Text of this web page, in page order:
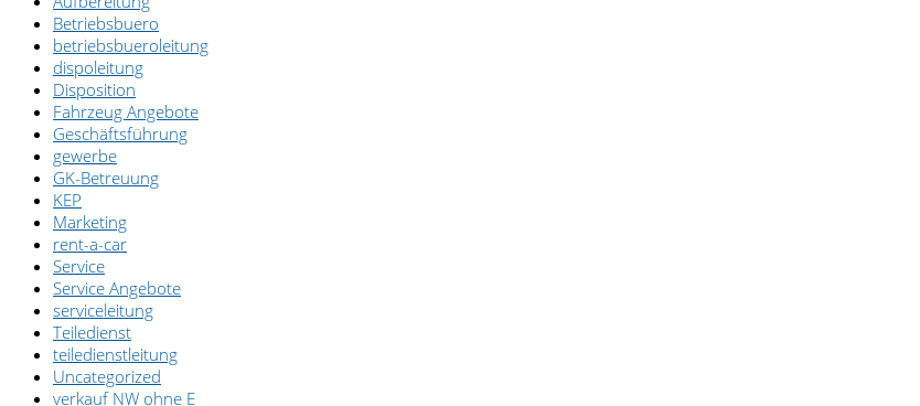
Betriebsbuero
betriebsbueroleitung
dispoleitung
Disposition
Fahrzeug Angebote
Geschäftsführung
gewerbe
GK-Betreuung
KEP
Marketing
rent-a-car
Service
Service Angebote
serviceleitung
Teiledienst
teiledienstleitung
Uncategorized
verkauf NW ohne E